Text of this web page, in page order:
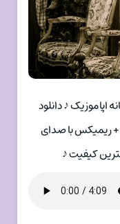
اپاموزیک ♪ دانلود
+ ریمیکس با صدای
کیفیت ♪